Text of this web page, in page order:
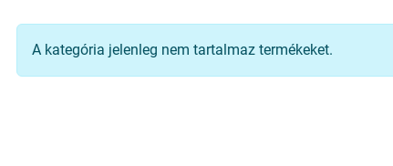
A kategória jelenleg nem tartalmaz termékeket.